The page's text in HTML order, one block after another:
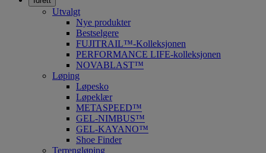
Utvalgt
Nye produkter
Bestselgere
FUJITRAIL™-Kolleksjonen
PERFORMANCE LIFE-kolleksjonen
NOVABLAST™
Løping
Løpesko
Løpeklær
METASPEED™
GEL-NIMBUS™
GEL-KAYANO™
Shoe Finder
Terrengløping